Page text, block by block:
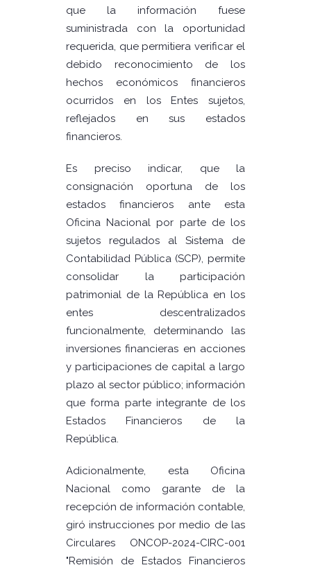
que la información fuese
suministrada con la oportunidad
requerida, que permitiera verificar el
debido reconocimiento de los
hechos económicos financieros
ocurridos en los Entes sujetos,
reflejados en sus estados
financieros.
Es preciso indicar, que la
consignación oportuna de los
estados financieros ante esta
Oficina Nacional por parte de los
sujetos regulados al Sistema de
Contabilidad Pública (SCP), permite
consolidar la participación
patrimonial de la República en los
entes descentralizados
funcionalmente, determinando las
inversiones financieras en acciones
y participaciones de capital a largo
plazo al sector público; información
que forma parte integrante de los
Estados Financieros de la
República.
Adicionalmente, esta Oficina
Nacional como garante de la
recepción de información contable,
giró instrucciones por medio de las
Circulares ONCOP-2024-CIRC-001
"Remisión de Estados Financieros